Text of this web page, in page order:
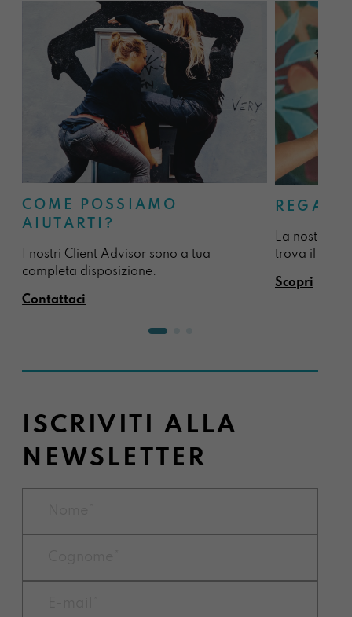
COME POSSIAMO
AIUTARTI?
I nostri Client Advisor sono a tua
completa disposizione.
Contattaci
La nostra
trova il
Scopri
ISCRIVITI ALLA
NEWSLETTER